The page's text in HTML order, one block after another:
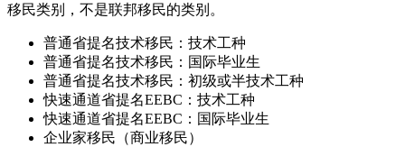
移民类别，不是联邦移民的类别。
普通省提名技术移民：技术工种
普通省提名技术移民：国际毕业生
普通省提名技术移民：初级或半技术工种
快速通道省提名EEBC：技术工种
快速通道省提名EEBC：国际毕业生
企业家移民（商业移民）